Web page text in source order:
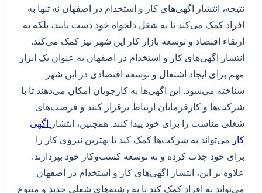
نتیجه، انتشار اگهی‌های کار و استخدام در اصفهان نه تنها به
افراد کمک می‌کند تا به شغل دلخواه خود دست یابند، بلکه به
ارتقاء اقتصاد و توسعه بازار کار این شهر نیز کمک می‌کند.
انتشار اگهی‌های کار و استخدام در اصفهان به عنوان یک ابزار
مهم برای ایجاد اشتغال و توسعه اقتصادی در این شهر
شناخته می‌شود. این اگهی‌ها به کارجویان امکان می‌دهند تا با
شرکت‌ها و کارفرمایان ارتباط برقرار کنند و فرصت‌های
شغلی مناسب را برای خود پیدا کنند. همچنین، انتشار
اگهی‌
کار می‌تواند به شرکت‌ها کمک کند تا بهترین نیروی کار را
برای خود جذب کرده و به توسعه کسب‌وکار خود بپردازند.
علاوه بر این، انتشار اگهی‌های کار و استخدام در اصفهان
می‌تواند به افراد کمک کند تا به رشته‌های شغلی جدید و متنوع